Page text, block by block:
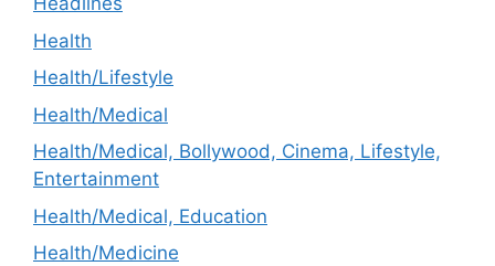
Health
Health/Lifestyle
Health/Medical
Health/Medical, Bollywood, Cinema, Lifestyle,
Entertainment
Health/Medical, Education
Health/Medicine